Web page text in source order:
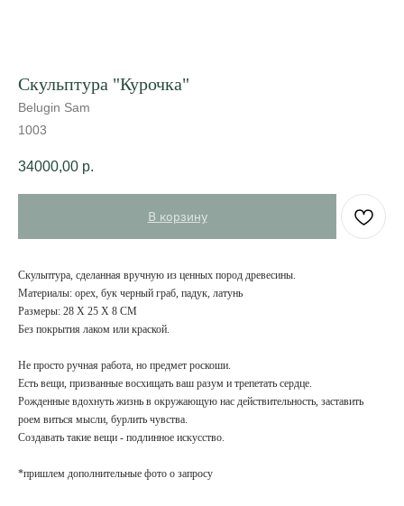
Скульптура "Курочка"
Belugin Sam
1003
34000,00 р.
В корзину
Скульптура, сделанная вручную из ценных пород древесины.
Материалы: орех, бук черный граб, падук, латунь
Размеры: 28 X 25 X 8 CM
Без покрытия лаком или краской.
Не просто ручная работа, но предмет роскоши.
Есть вещи, призванные восхищать ваш разум и трепетать сердце.
Рожденные вдохнуть жизнь в окружающую нас действительность, заставить
роем виться мысли, бурлить чувства.
Создавать такие вещи - подлинное искусство.
*пришлем дополнительные фото о запросу